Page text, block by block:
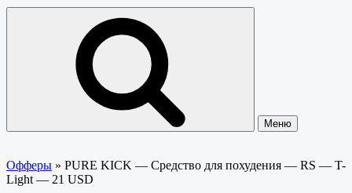
Меню
Офферы » PURE KICK — Средство для похудения — RS — T-
Light — 21 USD